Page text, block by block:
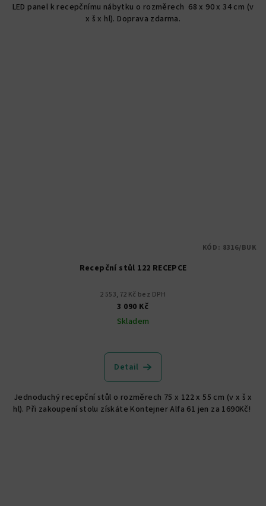
LED panel k recepčnímu nábytku o rozměrech 68 x 90 x 34 cm (v
x š x hl). Doprava zdarma.
Recepční stůl 122 RECEPCE
2 553,72 Kč bez DPH
3 090 Kč
Skladem
Detail
Jednoduchý recepční stůl o rozměrech 75 x 122 x 55 cm (v x š x
hl). Při zakoupení stolu získáte Kontejner Alfa 61 jen za 1690Kč!
KÓD: 8316/BUK